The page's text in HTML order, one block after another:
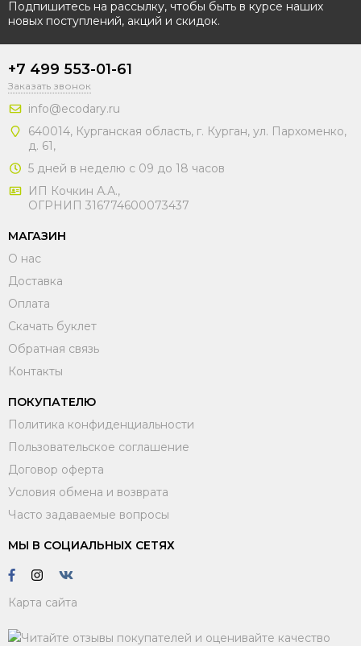
Подпишитесь на рассылку, чтобы быть в курсе наших
новых поступлений, акций и скидок.
+7 499 553-01-61
Заказать звонок
info@ecodary.ru
640014, Курганская область, г. Курган, ул. Пархоменко,
д. 61,
5 дней в неделю с 09 до 18 часов
ИП Кочкин А.А.,
ОГРНИП 316774600073437
МАГАЗИН
О нас
Доставка
Оплата
Скачать буклет
Обратная связь
Контакты
ПОКУПАТЕЛЮ
Политика конфиденциальности
Пользовательское соглашение
Договор оферта
Условия обмена и возврата
Часто задаваемые вопросы
МЫ В СОЦИАЛЬНЫХ СЕТЯХ
Карта сайта